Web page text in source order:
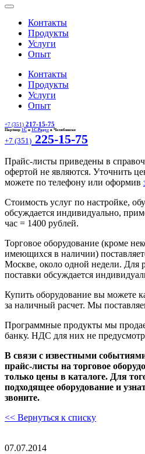
Контакты
Продукты
Услуги
Опыт
Контакты
Продукты
Услуги
Опыт
+7 (351) 217-15-75
Партнер 1С и 1С-Рарус в Челябинске
+7 (351) 225-15-75
Прайс-листы приведены в
офертой не являются. Уточнить
можете по телефону или оформив
Стоимость услуг по настройке,
обсуждается индивидуально,
час = 1400 рублей.
Торговое оборудование (кроме
имеющихся в наличии)
Москве, около одной недели. Для
поставки обсуждается
Купить оборудование вы можете
за наличный расчет. Мы
Программные продукты мы
банку. НДС для них не
В связи с известными
прайс-листы на торговое
только цены в каталоге. Для
подходящее оборудование и
звоните.
<< Вернуться к списку
07.07.2014